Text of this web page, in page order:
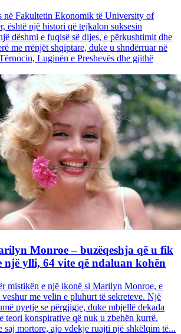
në Fakultetin Ekonomik të University of
është një histori që tejkalon suksesin
dëshmi e fuqisë së dijes, e përkushtimit dhe
me rrënjët shqiptare, duke u shndërruar në
Luginën e Preshevës dhe gjithë
Monroe – buzëqeshja që u fik
një ylli, 64 vite që ndaluan kohën
mistikën e një ikonë si Marilyn Monroe, e
veshur me velin e pluhurt të sekreteve. Një
pyetje se përgjigje, duke mbjellë dekada
teori konspirative që nuk u zbehën kurrë.
saj mortore, ajo vdekje ruajti një shkëlqim të...